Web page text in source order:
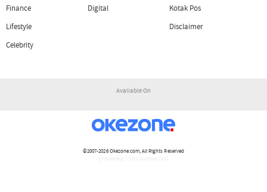
Finance
Lifestyle
Celebrity
Digital
Kotak Pos
Disclaimer
Available On
©2007-2026Okezone.com, All Rights Reserved